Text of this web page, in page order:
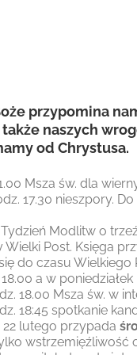
przypomina
naszych
od Chrystusa.
Msza św. dla
17.30 nieszpory.
Modlitw o
Post. Księga
do czasu
a w
18.00 Msza św. w
18:45 spotkanie
lutego przypada